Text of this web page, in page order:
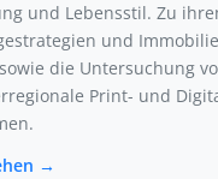
und Lebensstil. Zu
und
die Untersuchung
Print- und
→